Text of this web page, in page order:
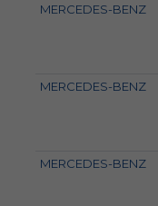
MERCEDES-BENZ
MERCEDES-BENZ
MERCEDES-BENZ